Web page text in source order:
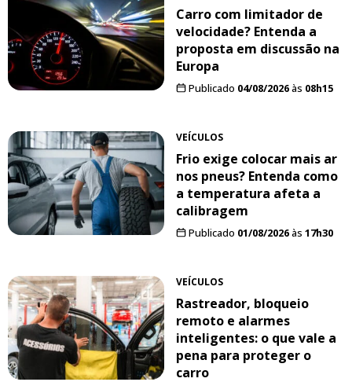
Carro com limitador de
velocidade? Entenda a
proposta em discussão na
Europa
Publicado 04/08/2026às 08h15
VEÍCULOS
Frio exige colocar mais ar
nos pneus? Entenda como
a temperatura afeta a
calibragem
Publicado 01/08/2026às 17h30
VEÍCULOS
Rastreador, bloqueio
remoto e alarmes
inteligentes: o que vale a
pena para proteger o
carro